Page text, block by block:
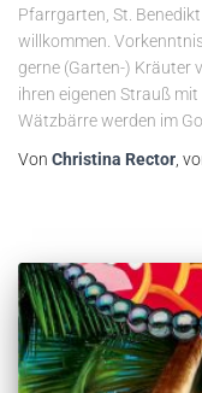
Pfarrgarten, St.
willkommen.
gerne (Garten-) Kräuter
ihren eigenen Strauß
Wätzbärre werden im
Von Christina Rector ,